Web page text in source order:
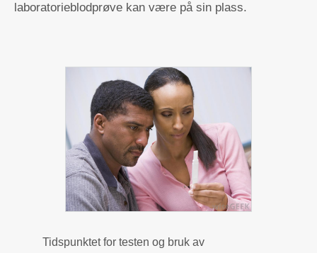
laboratorieblodprøve kan være på sin plass.
Tidspunktet for testen og bruk av